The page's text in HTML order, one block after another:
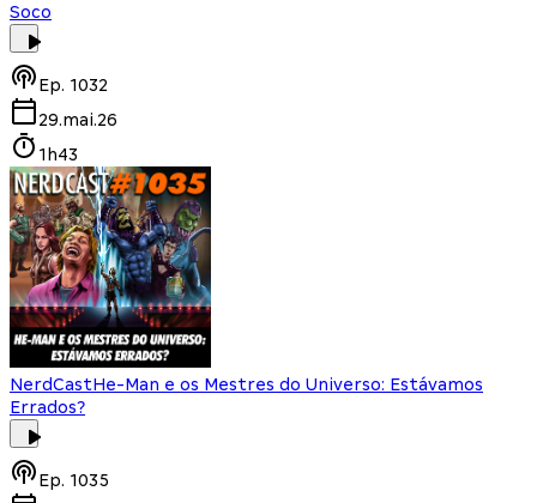
Soco
Ep. 1032
29.mai.26
1h43
NerdCastHe-Man e os Mestres do Universo: Estávamos
Errados?
Ep. 1035